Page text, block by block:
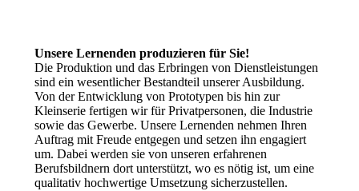
Unsere Lernenden produzieren für Sie!
Die Produktion und das Erbringen von Dienstleistungen
sind ein wesentlicher Bestandteil unserer Ausbildung.
Von der Entwicklung von Prototypen bis hin zur
Kleinserie fertigen wir für Privatpersonen, die Industrie
sowie das Gewerbe. Unsere Lernenden nehmen Ihren
Auftrag mit Freude entgegen und setzen ihn engagiert
um. Dabei werden sie von unseren erfahrenen
Berufsbildnern dort unterstützt, wo es nötig ist, um eine
qualitativ hochwertige Umsetzung sicherzustellen.